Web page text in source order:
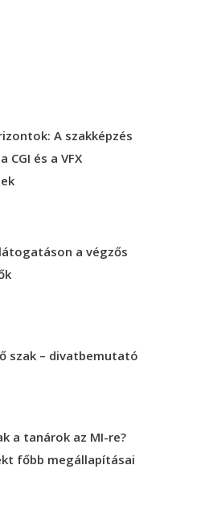
A szakképzés
CGI és a VFX
a végzős
szak – divatbemutató
a tanárok az MI-re?
főbb megállapításai